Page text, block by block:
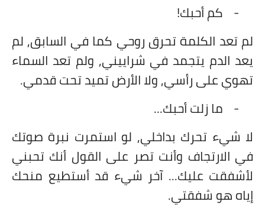
- كم أحبك!
لم تعد الكلمة تحرق روحي كما في السابق, لم
يعد الدم يتجمد في شراييني, ولم تعد السماء
تهوي على رأسي, ولا الأرض تميد تحت قدمي.
- ما زلت أحبك...
لا شيء تحرك بداخلي, لو استمرت نبرة صوتك
في الارتجاف وأنت تصر على القول أنك تحبني
لأشفقت عليك... آخر شيء قد أستطيع منحك
إياه هو شفقتي.